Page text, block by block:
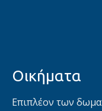
Οικήματα
Επιπλέον των